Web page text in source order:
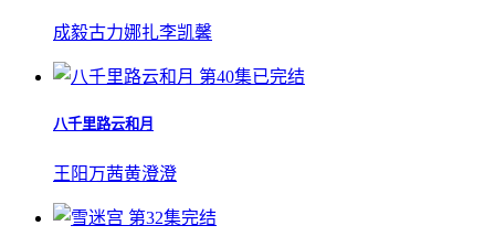
成毅古力娜扎李凯馨
第40集已完结
八千里路云和月
王阳万茜黄澄澄
第32集完结